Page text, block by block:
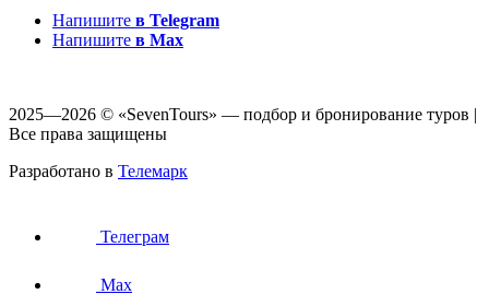
Напишите в Telegram
Напишите в Max
2025—2026 © «SevenTours» — подбор и бронирование туров |
Все права защищены
Разработано в Телемарк
Телеграм
Max